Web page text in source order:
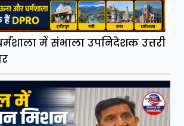
में संभाला उपनिदेशक उत्तरी